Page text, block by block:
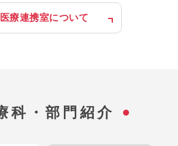
療連携室について
科・部門紹介